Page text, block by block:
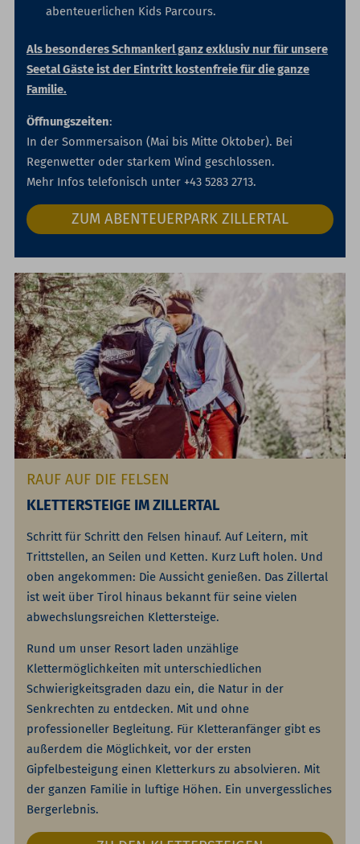
abenteuerlichen Kids Parcours.
Als besonderes Schmankerl ganz exklusiv nur für unsere
Seetal Gäste ist der Eintritt kostenfreie für die ganze
Familie.
Öffnungszeiten:
In der Sommersaison (Mai bis Mitte Oktober). Bei
Regenwetter oder starkem Wind geschlossen.
Mehr Infos telefonisch unter +43 5283 2713.
ZUM ABENTEUERPARK ZILLERTAL
RAUF AUF DIE FELSEN
KLETTERSTEIGE IM ZILLERTAL
Schritt für Schritt den Felsen hinauf. Auf Leitern, mit
Trittstellen, an Seilen und Ketten. Kurz Luft holen. Und
oben angekommen: Die Aussicht genießen. Das Zillertal
ist weit über Tirol hinaus bekannt für seine vielen
abwechslungsreichen Klettersteige.
Rund um unser Resort laden unzählige
Klettermöglichkeiten mit unterschiedlichen
Schwierigkeitsgraden dazu ein, die Natur in der
Senkrechten zu entdecken. Mit und ohne
professioneller Begleitung. Für Kletteranfänger gibt es
außerdem die Möglichkeit, vor der ersten
Gipfelbesteigung einen Kletterkurs zu absolvieren. Mit
der ganzen Familie in luftige Höhen. Ein unvergessliches
Bergerlebnis.